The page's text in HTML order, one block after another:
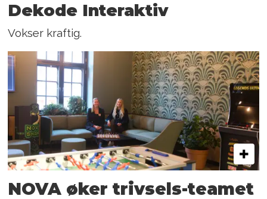
Dekode Interaktiv
Vokser kraftig.
NOVA øker trivsels-teamet